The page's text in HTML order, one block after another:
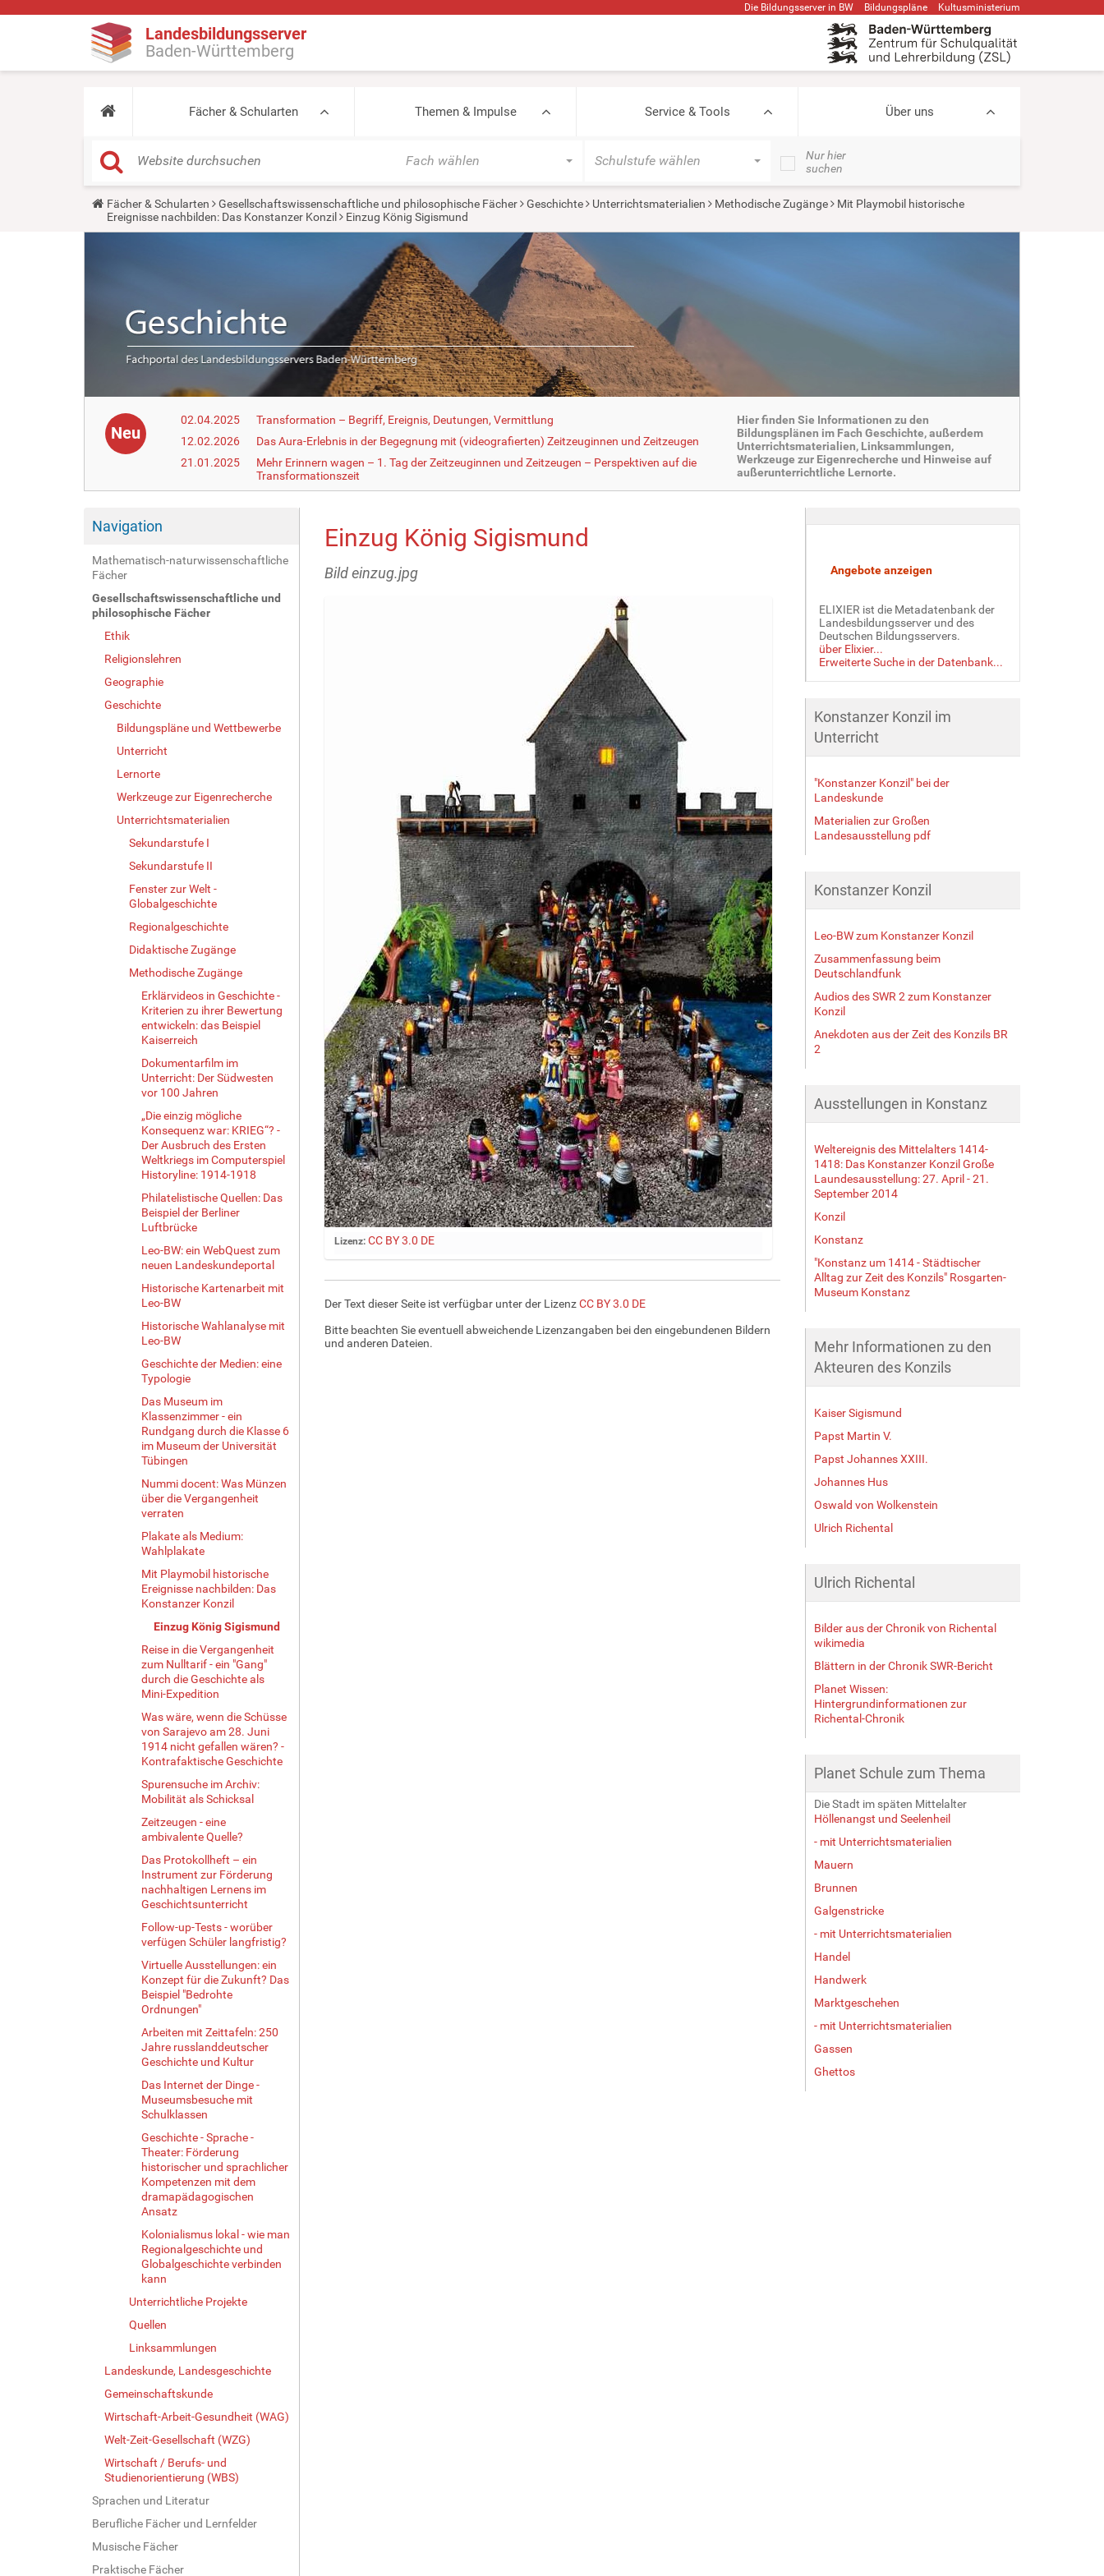
Die Bildungsserver in BW Bildungspläne Kultusministerium
Landesbildungsserver
Baden-Württemberg
Fächer & Schularten Themen & Impulse Service & Tools Über uns
Fach wählen Schulstufe wählen
Nur hier
suchen
Y
u
Fächer & Schularten Gesellschaftswissenschaftliche und philosophische Fächer Geschichte Unterrichtsmaterialien Methodische Zugänge
Mit Playmobil historische
Ereignisse nachbilden: Das Konstanzer Konzil
Einzug König Sigismund
Neu
02.04.2025
Transformation – Begriff, Ereignis, Deutungen, Vermittlung
12.02.2026
Das Aura-Erlebnis in der Begegnung mit (videografierten) Zeitzeuginnen und Zeitzeugen
21.01.2025
Mehr Erinnern wagen – 1. Tag der Zeitzeuginnen und Zeitzeugen – Perspektiven auf die
Transformationszeit
Hier finden Sie Informationen zu den
Bildungsplänen im Fach Geschichte, außerdem
Unterrichtsmaterialien, Linksammlungen,
Werkzeuge zur Eigenrecherche und Hinweise auf
außerunterrichtliche Lernorte.
Navigation
Mathematisch-naturwissenschaftliche
Fächer
Gesellschaftswissenschaftliche und
philosophische Fächer
Ethik
Religionslehren
Geographie
Geschichte
Bildungspläne und Wettbewerbe
Unterricht
Lernorte
Werkzeuge zur Eigenrecherche
Unterrichtsmaterialien
Sekundarstufe I
Sekundarstufe II
Fenster zur Welt -
Globalgeschichte
Regionalgeschichte
Didaktische Zugänge
Methodische Zugänge
Erklärvideos in Geschichte -
Kriterien zu ihrer Bewertung
entwickeln: das Beispiel
Kaiserreich
Dokumentarfilm im
Unterricht: Der Südwesten
vor 100 Jahren
„Die einzig mögliche
Konsequenz war: KRIEG“? -
Der Ausbruch des Ersten
Weltkriegs im Computerspiel
Historyline: 1914-1918
Philatelistische Quellen: Das
Beispiel der Berliner
Luftbrücke
Leo-BW: ein WebQuest zum
neuen Landeskundeportal
Historische Kartenarbeit mit
Leo-BW
Historische Wahlanalyse mit
Leo-BW
Geschichte der Medien: eine
Typologie
Das Museum im
Klassenzimmer - ein
Rundgang durch die Klasse 6
im Museum der Universität
Tübingen
Nummi docent: Was Münzen
über die Vergangenheit
verraten
Plakate als Medium:
Wahlplakate
Mit Playmobil historische
Ereignisse nachbilden: Das
Konstanzer Konzil
Einzug König Sigismund
Reise in die Vergangenheit
zum Nulltarif - ein "Gang"
durch die Geschichte als
Mini-Expedition
Was wäre, wenn die Schüsse
von Sarajevo am 28. Juni
1914 nicht gefallen wären? -
Kontrafaktische Geschichte
Spurensuche im Archiv:
Mobilität als Schicksal
Zeitzeugen - eine
ambivalente Quelle?
Das Protokollheft – ein
Instrument zur Förderung
nachhaltigen Lernens im
Geschichtsunterricht
Follow-up-Tests - worüber
verfügen Schüler langfristig?
Virtuelle Ausstellungen: ein
Konzept für die Zukunft? Das
Beispiel "Bedrohte
Ordnungen"
Arbeiten mit Zeittafeln: 250
Jahre russlanddeutscher
Geschichte und Kultur
Das Internet der Dinge -
Museumsbesuche mit
Schulklassen
Geschichte - Sprache -
Theater: Förderung
historischer und sprachlicher
Kompetenzen mit dem
dramapädagogischen
Ansatz
Kolonialismus lokal - wie man
Regionalgeschichte und
Globalgeschichte verbinden
kann
Unterrichtliche Projekte
Quellen
Linksammlungen
Landeskunde, Landesgeschichte
Gemeinschaftskunde
Wirtschaft-Arbeit-Gesundheit (WAG)
Welt-Zeit-Gesellschaft (WZG)
Wirtschaft / Berufs- und
Studienorientierung (WBS)
Sprachen und Literatur
Berufliche Fächer und Lernfelder
Musische Fächer
Praktische Fächer
Einzug König Sigismund
Bild einzug.jpg
Z
e
i
Lizenz: CC BY 3.0 DE
Der Text dieser Seite ist verfügbar unter der LizenzCC BY 3.0 DE
Bitte beachten Sie eventuell abweichende Lizenzangaben bei den eingebundenen Bildern
und anderen Dateien.
ELIXIER ist die Metadatenbank der
Landesbildungsserver und des
Deutschen Bildungsservers.
über Elixier...
Erweiterte Suche in der Datenbank...
Konstanzer Konzil im
Unterricht
"Konstanzer Konzil" bei der
Landeskunde
Materialien zur Großen
Landesausstellung pdf
Konstanzer Konzil
Leo-BW zum Konstanzer Konzil
Zusammenfassung beim
Deutschlandfunk
Audios des SWR 2 zum Konstanzer
Konzil
Anekdoten aus der Zeit des Konzils BR
2
Ausstellungen in Konstanz
Weltereignis des Mittelalters 1414-
1418: Das Konstanzer Konzil Große
Laundesausstellung: 27. April - 21.
September 2014
Konzil
Konstanz
"Konstanz um 1414 - Städtischer
Alltag zur Zeit des Konzils" Rosgarten-
Museum Konstanz
Mehr Informationen zu den
Akteuren des Konzils
Kaiser Sigismund
Papst Martin V.
Papst Johannes XXIII.
Johannes Hus
Oswald von Wolkenstein
Ulrich Richental
Ulrich Richental
Bilder aus der Chronik von Richental
wikimedia
Blättern in der Chronik SWR-Bericht
Planet Wissen:
Hintergrundinformationen zur
Richental-Chronik
Planet Schule zum Thema
Die Stadt im späten Mittelalter
Höllenangst und Seelenheil
- mit Unterrichtsmaterialien
Mauern
Brunnen
Galgenstricke
- mit Unterrichtsmaterialien
Handel
Handwerk
Marktgeschehen
- mit Unterrichtsmaterialien
Gassen
Ghettos